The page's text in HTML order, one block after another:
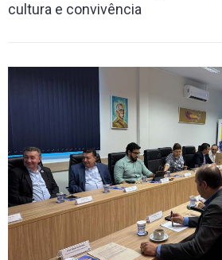
cultura e convivência